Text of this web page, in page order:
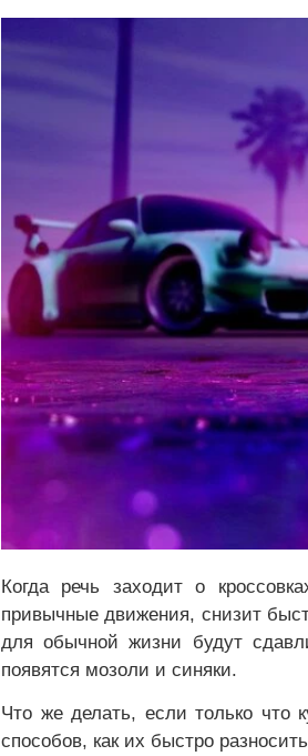
Когда речь заходит о
привычные движения, снизит
для обычной жизни будут
появятся мозоли и синяки.
Что же делать, если только что
способов, как их быстро